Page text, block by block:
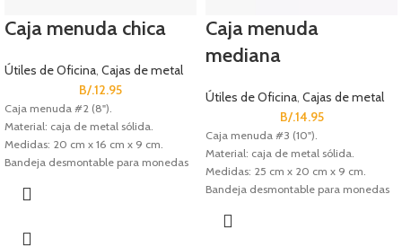
Caja menuda chica
Útiles de Oficina, Cajas de metal
B/.12.95
Caja menuda #2 (8").
Material: caja de metal sólida.
Medidas: 20 cm x 16 cm x 9 cm.
Bandeja desmontable para monedas
Cerradura de cilindro con 2 llaves.
Caja menuda
mediana
Útiles de Oficina, Cajas de metal
B/.14.95
Caja menuda #3 (10").
Material: caja de metal sólida.
Medidas: 25 cm x 20 cm x 9 cm.
Bandeja desmontable para monedas
Cerradura de cilindro con 2 llaves.